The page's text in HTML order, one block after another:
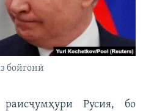
бойгонӣ
Русия, бо